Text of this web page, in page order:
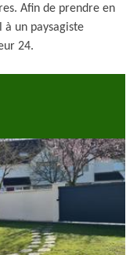
Afin de prendre en
à un paysagiste
24.